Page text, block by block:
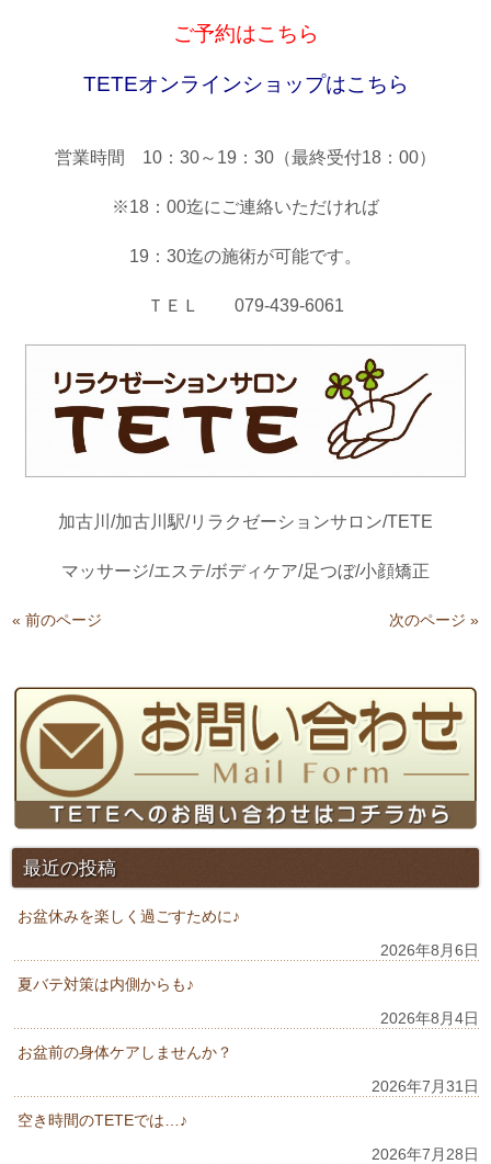
ご予約はこちら
TETEオンラインショップはこちら
営業時間 10：30～19：30（最終受付18：00）
※18：00迄にご連絡いただければ
19：30迄の施術が可能です。
ＴＥＬ 079-439-6061
加古川/加古川駅/リラクゼーションサロン/TETE
マッサージ/エステ/ボディケア/足つぼ/小顔矯正
« 前のページ 次のページ »
最近の投稿
お盆休みを楽しく過ごすために♪
2026年8月6日
夏バテ対策は内側からも♪
2026年8月4日
お盆前の身体ケアしませんか？
2026年7月31日
空き時間のTETEでは…♪
2026年7月28日